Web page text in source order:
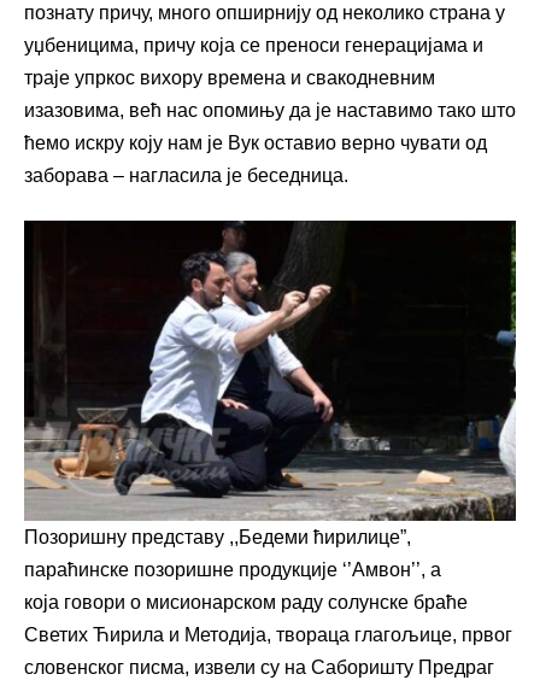
познату причу, много опширнију од неколико страна у
уџбеницима, причу која се преноси генерацијама и
траје упркос вихору времена и свакодневним
изазовима, већ нас опомињу да је наставимо тако што
ћемо искру коју нам је Вук оставио верно чувати од
заборава – нагласила је беседница.
Позоришну представу ,,Бедеми ћирилице”,
параћинске позоришне продукције ‘’Амвон’’, а
која говори о мисионарском раду солунске браће
Светих Ћирила и Методија, твораца глагољице, првог
словенског писма, извели су на Саборишту Предраг